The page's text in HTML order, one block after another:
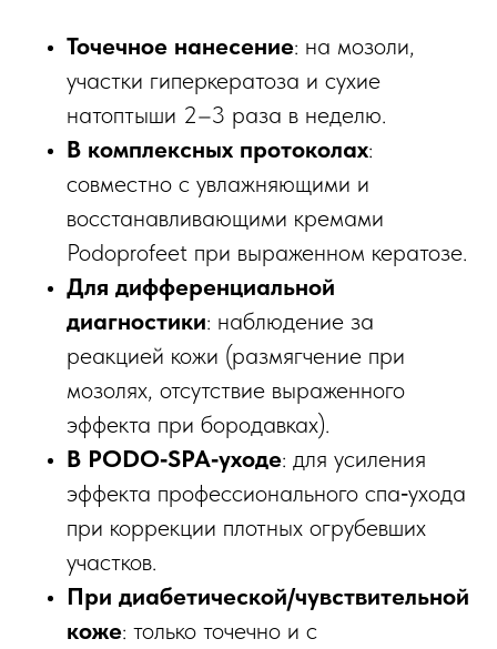
Точечное нанесение: на мозоли,
участки гиперкератоза и сухие
натоптыши 2–3 раза в неделю.​
В комплексных протоколах:
совместно с увлажняющими и
восстанавливающими кремами
Podoprofeet при выраженном кератозе.​
Для дифференциальной
диагностики: наблюдение за
реакцией кожи (размягчение при
мозолях, отсутствие выраженного
эффекта при бородавках).​
В PODO‑SPA‑уходе: для усиления
эффекта профессионального спа‑ухода
при коррекции плотных огрубевших
участков.​
При диабетической/чувствительной
коже: только точечно и с